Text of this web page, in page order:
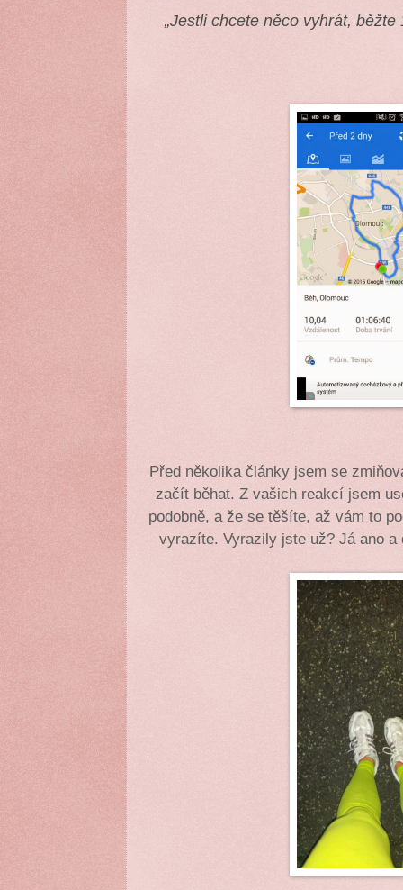
„Jestli chcete něco vyhrát,
Před několika články jsem se
začít běhat. Z vašich reakcí jsem
podobně, a že se těšíte, až vám to
vyrazíte. Vyrazily jste už? Já ano